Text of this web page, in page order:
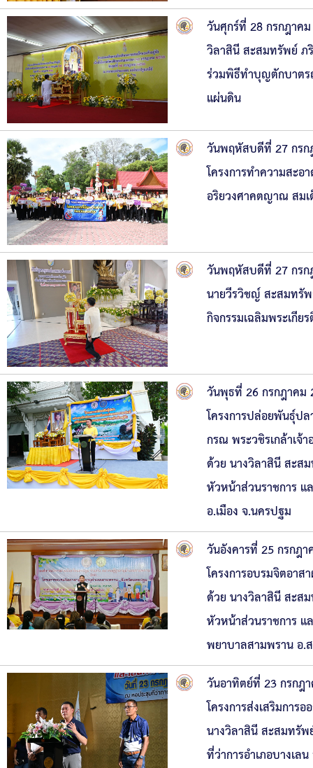
วันศุกร์ที่ 28 กรกฎาค
วิลาสินี สะสมทรัพย์ ภ
ร่วมพิธีทำบุญตักบาตร
แผ่นดิน
วันพฤหัสบดีที่ 27 กรก
โครงการทำความสะ
อริยวงศาคตญาณ สม
วันพฤหัสบดีที่ 27 กร
นายวีรวิชญ์ สะสมทรั
กิจกรรมเฉลิมพระเกี
วันพุธที่ 26 กรกฎาคม
โครงการปล่อยพันธุ์ป
กรณ พระวชิรเกล้าเจ้
ด้วย นางวิลาสินี สะส
หัวหน้าส่วนราชการ
อ.เมือง จ.นครปฐม
วันอังคารที่ 25 กรกฎ
โครงการอบรมจิตอา
ด้วย นางวิลาสินี สะส
หัวหน้าส่วนราชการ
พยาบาลสามพราน อ.
วันอาทิตย์ที่ 23 กรกฎ
โครงการส่งเสริมการ
นางวิลาสินี สะสมทรั
ที่ว่าการอำเภอบางเล